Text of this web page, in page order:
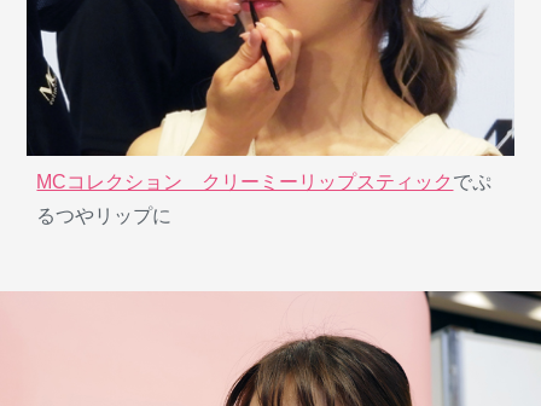
MCコレクション クリーミーリップスティック でぷ
るつやリップに